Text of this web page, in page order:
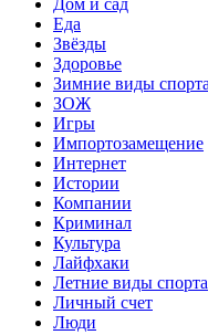
Дом и сад
Еда
Звёзды
Здоровье
Зимние виды
ЗОЖ
Игры
Импортозамещение
Интернет
Истории
Компании
Криминал
Культура
Лайфхаки
Летние виды спорта
Личный счет
Люди